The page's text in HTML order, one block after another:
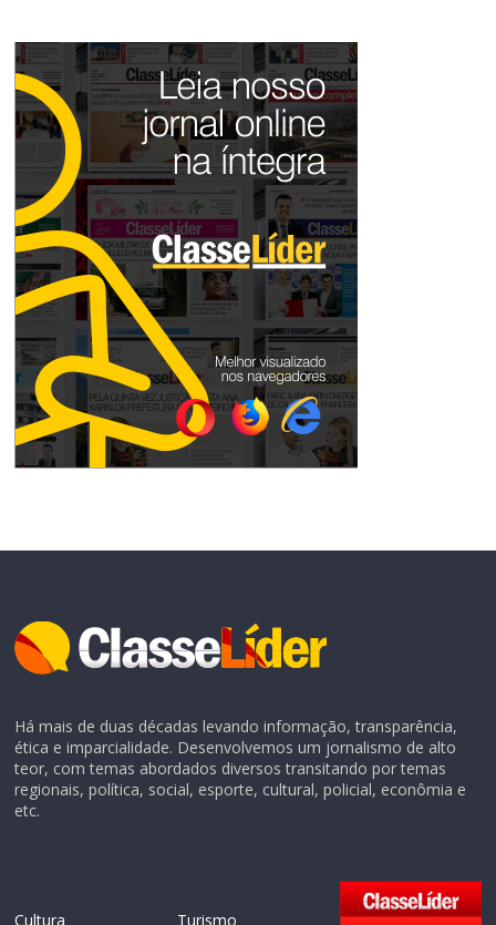
Há mais de duas décadas levando informação, transparência,
ética e imparcialidade. Desenvolvemos um jornalismo de alto
teor, com temas abordados diversos transitando por temas
regionais, política, social, esporte, cultural, policial, econômia e
etc.
Cultura Turismo